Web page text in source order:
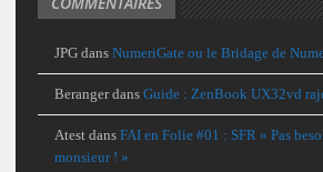
JPG dans NumeriGate ou le Bridage de
Berangerdans Guide : ZenBook UX32vd
Atest dans FAI en Folie #01 : SFR « Pas
monsieur ! »